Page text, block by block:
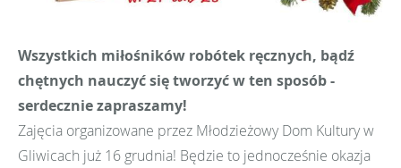
Wszystkich miłośników robótek ręcznych, bądź
chętnych nauczyć się tworzyć w ten sposób -
serdecznie zapraszamy!
Zajęcia organizowane przez Młodzieżowy Dom Kultury w
Gliwicach już 16 grudnia! Będzie to jednocześnie okazja